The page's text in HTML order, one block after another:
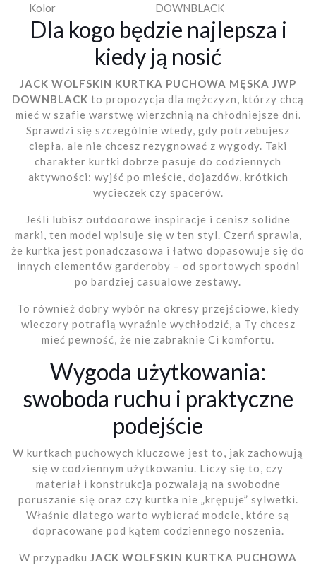
Kolor
DOWNBLACK
Dla kogo będzie najlepsza i
kiedy ją nosić
JACK WOLFSKIN KURTKA PUCHOWA MĘSKA JWP
DOWNBLACK to propozycja dla mężczyzn, którzy chcą
mieć w szafie warstwę wierzchnią na chłodniejsze dni.
Sprawdzi się szczególnie wtedy, gdy potrzebujesz
ciepła, ale nie chcesz rezygnować z wygody. Taki
charakter kurtki dobrze pasuje do codziennych
aktywności: wyjść po mieście, dojazdów, krótkich
wycieczek czy spacerów.
Jeśli lubisz outdoorowe inspiracje i cenisz solidne
marki, ten model wpisuje się w ten styl. Czerń sprawia,
że kurtka jest ponadczasowa i łatwo dopasowuje się do
innych elementów garderoby – od sportowych spodni
po bardziej casualowe zestawy.
To również dobry wybór na okresy przejściowe, kiedy
wieczory potrafią wyraźnie wychłodzić, a Ty chcesz
mieć pewność, że nie zabraknie Ci komfortu.
Wygoda użytkowania:
swoboda ruchu i praktyczne
podejście
W kurtkach puchowych kluczowe jest to, jak zachowują
się w codziennym użytkowaniu. Liczy się to, czy
materiał i konstrukcja pozwalają na swobodne
poruszanie się oraz czy kurtka nie „krępuje” sylwetki.
Właśnie dlatego warto wybierać modele, które są
dopracowane pod kątem codziennego noszenia.
W przypadku JACK WOLFSKIN KURTKA PUCHOWA